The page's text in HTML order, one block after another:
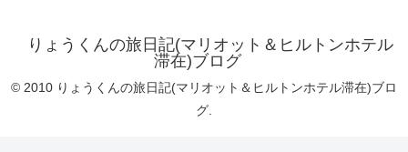
りょうくんの旅日記(マリオット＆ヒルトンホテル
滞在)ブログ
© 2010 りょうくんの旅日記(マリオット＆ヒルトンホテル滞在)ブロ
グ.